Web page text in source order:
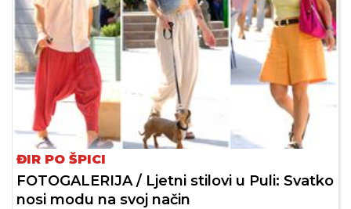
ĐIR PO ŠPICI
FOTOGALERIJA / Ljetni stilovi u Puli: Svatko
nosi modu na svoj način